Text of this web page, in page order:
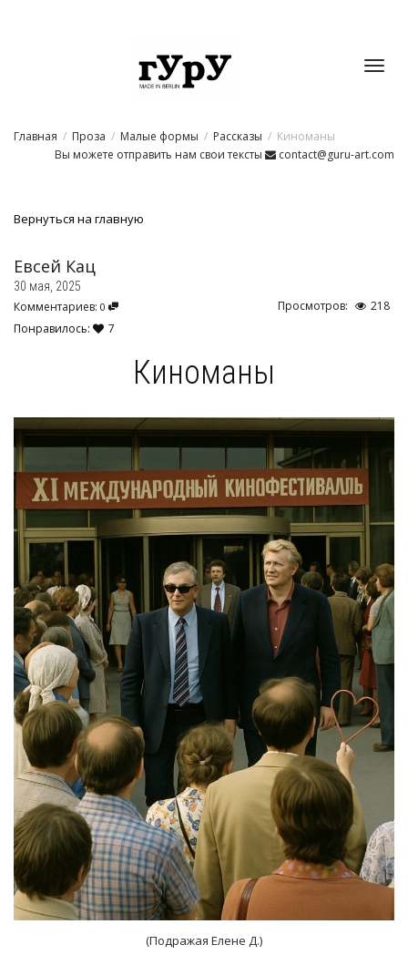
Главная Проза Малые формы Рассказы
Киноманы
Вы можете отправить нам свои тексты
contact@guru-art.com
Вернуться на главную
Евсей Кац
30 мая, 2025
Комментариев: 0 Просмотров:
218
Понравилось:
7
Киноманы
(Подражая Елене Д.)